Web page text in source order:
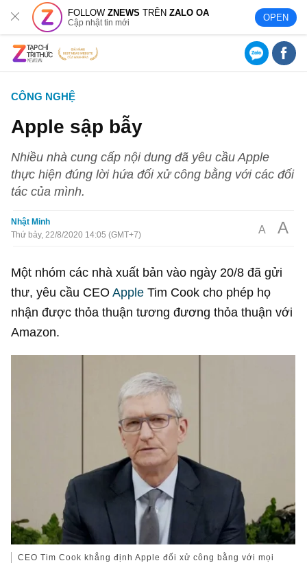
FOLLOWZNEWS TRÊNZALO OA
Cập nhật tin mới OPEN
CÔNG NGHỆ
Apple sập bẫy
Nhiều nhà cung cấp nội dung đã yêu cầu Apple
thực hiện đúng lời hứa đối xử công bằng với các đối
tác của mình.
Nhật Minh
Thứ bảy, 22/8/2020 14:05 (GMT+7)
A A
Một nhóm các nhà xuất bản vào ngày 20/8 đã gửi
thư, yêu cầu CEOApple Tim Cook cho phép họ
nhận được thỏa thuận tương đương thỏa thuận với
Amazon.
CEO Tim Cook khẳng định Apple đối xử công bằng với mọi